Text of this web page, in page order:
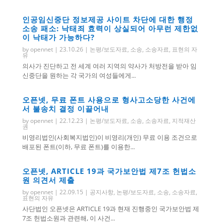
인공임신중단 정보제공 사이트 차단에 대한 행정
소송 패소: 낙태죄 효력이 상실되어 아무런 제한없
이 낙태가 가능하다?
byopennet| 23.10.26| 논평/보도자료, 소송, 소송자료, 표현의 자
유
의사가 진단하고 전 세계 여러 지역의 약사가 처방전을 받아 임
신중단을 원하는 각 국가의 여성들에게...
오픈넷, 무료 폰트 사용으로 형사고소당한 사건에
서 불송치 결정 이끌어내
byopennet| 22.12.23 | 논평/보도자료, 소송, 소송자료, 지적재산
권
비영리법인(사회복지법인)이 비영리(개인) 무료 이용 조건으로
배포된 폰트(이하, 무료 폰트)를 이용한...
오픈넷, ARTICLE 19과 국가보안법 제7조 헌법소
원 의견서 제출
byopennet| 22.09.15 | 공지사항, 논평/보도자료, 소송, 소송자료,
표현의 자유
사단법인 오픈넷은 ARTICLE 19과 현재 진행중인 국가보안법 제
7조 헌법소원과 관련해, 이 사건...